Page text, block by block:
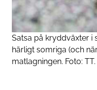
Satsa på kryddväxter i
härligt somriga (och
matlagningen. Foto: TT.